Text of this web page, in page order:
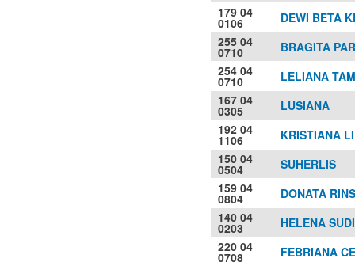
179 04
0106
DEWI BETA
255 04
0710
BRAGITA
254 04
0710
LELIANA
167 04
0305
LUSIANA
192 04
1106
KRISTIANA
150 04
0504
SUHERLIS
159 04
0804
DONATA
140 04
0203
HELENA
220 04
0708
FEBRIANA